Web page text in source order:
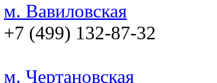
м. Вавиловская
+7 (499) 132-87-32
м. Чертановская